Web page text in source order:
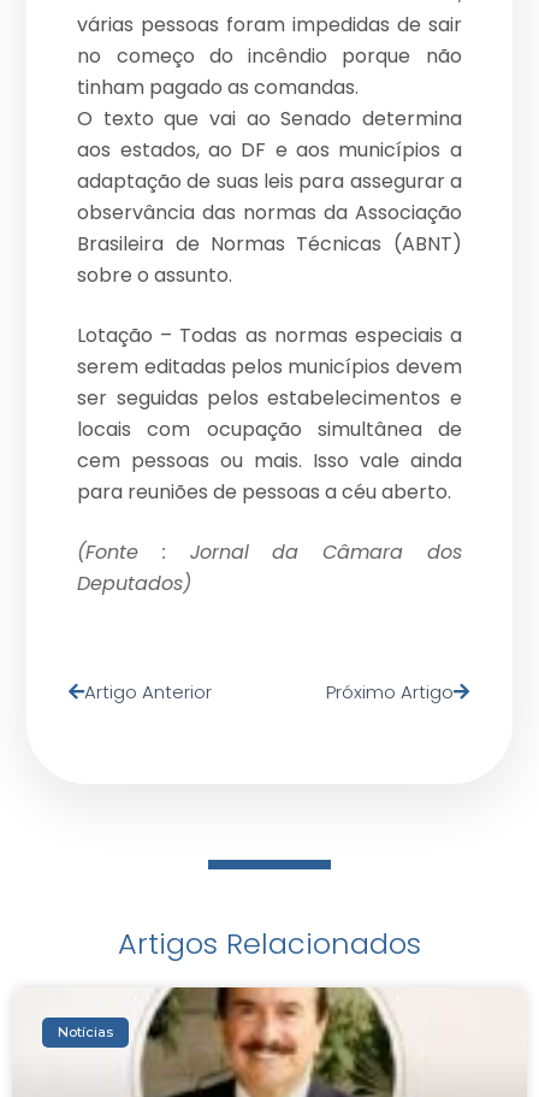
várias pessoas foram impedidas de sair
no começo do incêndio porque não
tinham pagado as comandas.
O texto que vai ao Senado determina
aos estados, ao DF e aos municípios a
adaptação de suas leis para assegurar a
observância das normas da Associação
Brasileira de Normas Técnicas (ABNT)
sobre o assunto.
Lotação – Todas as normas especiais a
serem editadas pelos municípios devem
ser seguidas pelos estabelecimentos e
locais com ocupação simultânea de
cem pessoas ou mais. Isso vale ainda
para reuniões de pessoas a céu aberto.
(Fonte : Jornal da Câmara dos
Deputados)
Artigo Anterior Próximo Artigo
Artigos Relacionados
Notícias